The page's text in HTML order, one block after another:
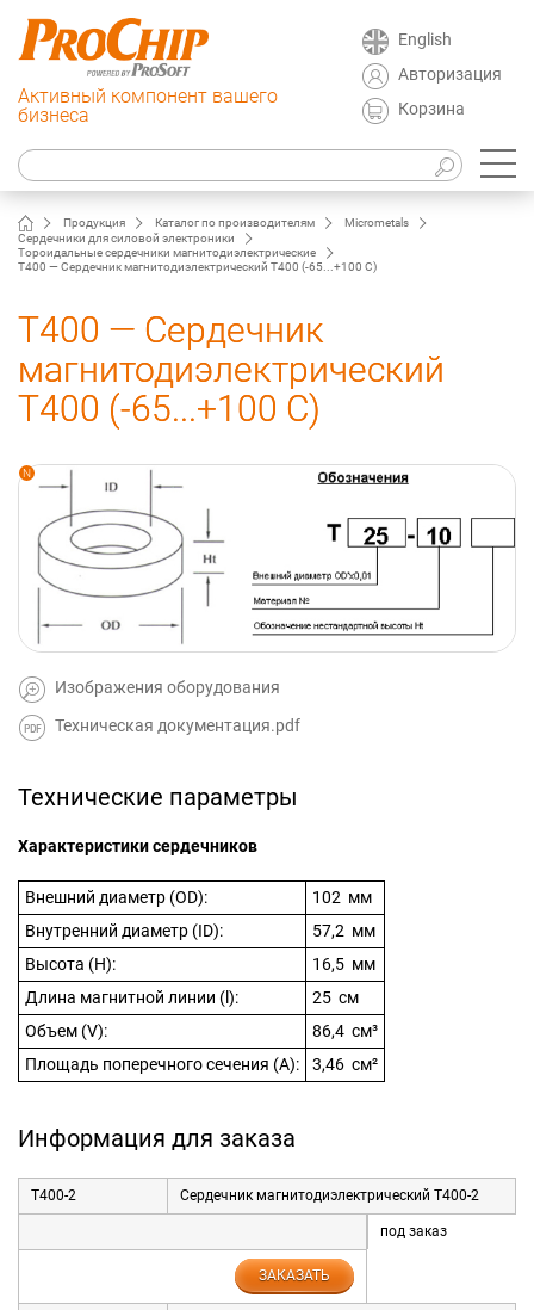
Активный компонент вашего
бизнеса
English
Авторизация
Корзина
Продукция Каталог по производителям
Micrometals
Сердечники для силовой электроники
Тороидальные сердечники магнитодиэлектрические
T400 — Сердечник магнитодиэлектрический T400 (-65...+100 C)
T400 — Сердечник
магнитодиэлектрический
T400 (-65...+100 C)
Изображения оборудования
Техническая документация.pdf
Технические параметры
Характеристики сердечников
Внешний диаметр (OD):
102 мм
Внутренний диаметр (ID):
57,2 мм
Высота (H):
16,5 мм
Длина магнитной линии (l):
25 см
Объем (V):
86,4 см³
Площадь поперечного сечения (A):
3,46 см²
Информация для заказа
T400-2 Сердечник магнитодиэлектрический T400-2
под заказ
ЗАКАЗАТЬ